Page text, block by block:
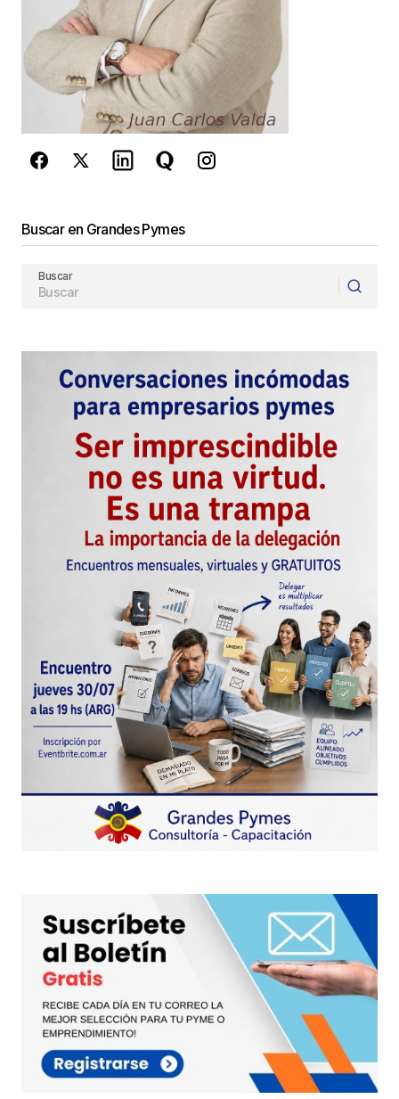
publicada.
Los campos obligatorios están
marcados con*
Comentario*
Your E-mail*
Guarda mi nombre, correo electrónico y web en
Este sitio esta protegido por
reCAPTCHA y laPolítica de
privacidad
y los
Términos del servicio
de Google
se aplican.
Enviar Comentario
Buscar en Grandes Pymes
Buscar